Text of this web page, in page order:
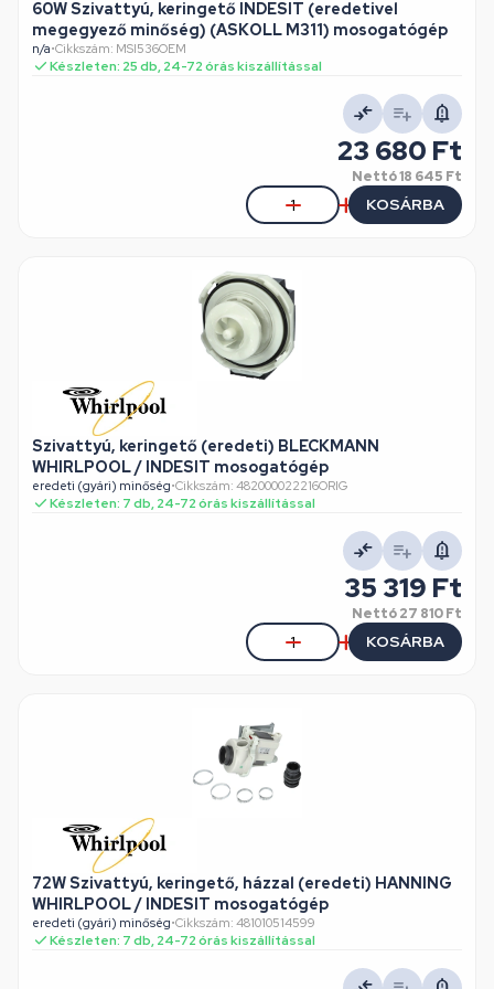
60W Szivattyú, keringető INDESIT (eredetivel
megegyező minőség) (ASKOLL M311) mosogatógép
n/a•Cikkszám: MSI536OEM
Készleten: 25 db, 24-72 órás kiszállítással
23 680 Ft
Nettó18 645 Ft
KOSÁRBA
Szivattyú, keringető (eredeti) BLECKMANN
WHIRLPOOL / INDESIT mosogatógép
eredeti (gyári) minőség•Cikkszám: 482000022216ORIG
Készleten: 7 db, 24-72 órás kiszállítással
35 319 Ft
Nettó27 810 Ft
KOSÁRBA
72W Szivattyú, keringető, házzal (eredeti) HANNING
WHIRLPOOL / INDESIT mosogatógép
eredeti (gyári) minőség•Cikkszám: 481010514599
Készleten: 7 db, 24-72 órás kiszállítással